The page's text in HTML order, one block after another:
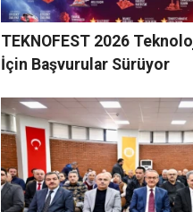
TEKNOFEST 2026
İçin Başvurular Sürüyor